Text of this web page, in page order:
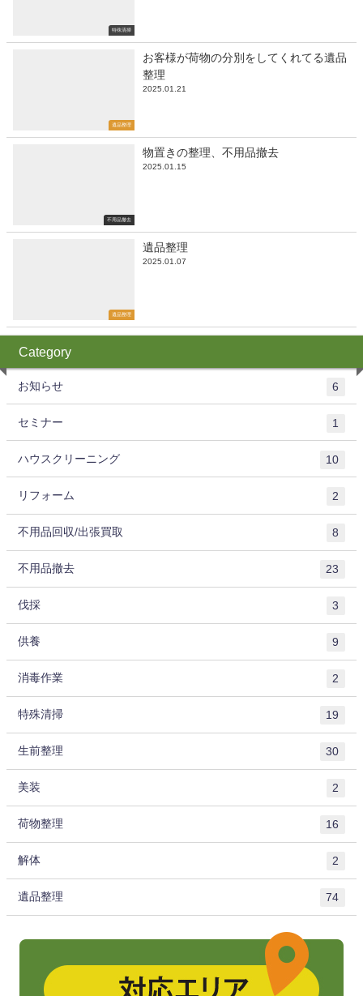
特殊清掃
遺品整理
お客様が荷物の分別をしてくれてる遺品
整理
2025.01.21
不用品撤去
物置きの整理、不用品撤去
2025.01.15
遺品整理
遺品整理
2025.01.07
Category
お知らせ 6
セミナー 1
ハウスクリーニング 10
リフォーム 2
不用品回収/出張買取 8
不用品撤去 23
伐採 3
供養 9
消毒作業 2
特殊清掃 19
生前整理 30
美装 2
荷物整理 16
解体 2
遺品整理 74